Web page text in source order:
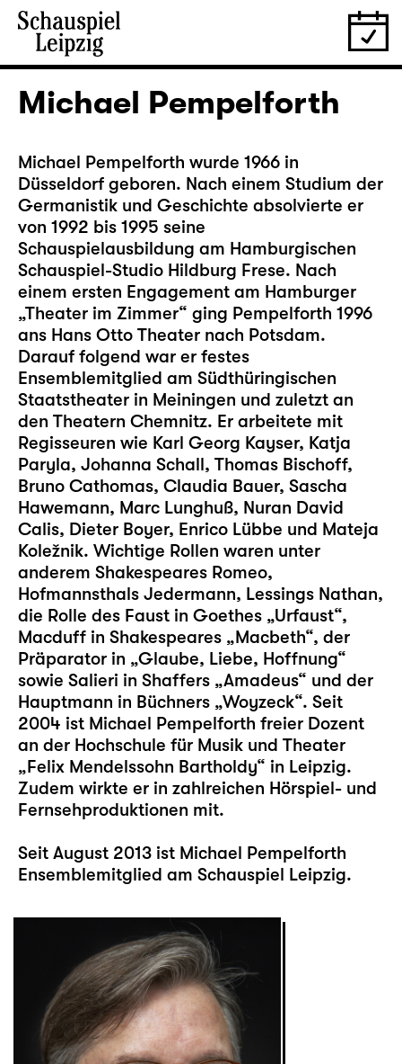
Michael Pempelforth
Michael Pempelforth wurde 1966 in
Düsseldorf geboren. Nach einem Studium der
Germanistik und Geschichte absolvierte er
von 1992 bis 1995 seine
Schauspielausbildung am Hamburgischen
Schauspiel-Studio Hildburg Frese. Nach
einem ersten Engagement am Hamburger
„Theater im Zimmer“ ging Pempelforth 1996
ans Hans Otto Theater nach Potsdam.
Darauf folgend war er festes
Ensemblemitglied am Südthüringischen
Staatstheater in Meiningen und zuletzt an
den Theatern Chemnitz. Er arbeitete mit
Regisseuren wie Karl Georg Kayser, Katja
Paryla, Johanna Schall, Thomas Bischoff,
Bruno Cathomas, Claudia Bauer, Sascha
Hawemann, Marc Lunghuß, Nuran David
Calis, Dieter Boyer, Enrico Lübbe und Mateja
Koležnik. Wichtige Rollen waren unter
anderem Shakespeares Romeo,
Hofmannsthals Jedermann, Lessings Nathan,
die Rolle des Faust in Goethes „Urfaust“,
Macduff in Shakespeares „Macbeth“, der
Präparator in „Glaube, Liebe, Hoffnung“
sowie Salieri in Shaffers „Amadeus“ und der
Hauptmann in Büchners „Woyzeck“. Seit
2004 ist Michael Pempelforth freier Dozent
an der Hochschule für Musik und Theater
„Felix Mendelssohn Bartholdy“ in Leipzig.
Zudem wirkte er in zahlreichen Hörspiel- und
Fernsehproduktionen mit.
Seit August 2013 ist Michael Pempelforth
Ensemblemitglied am Schauspiel Leipzig.